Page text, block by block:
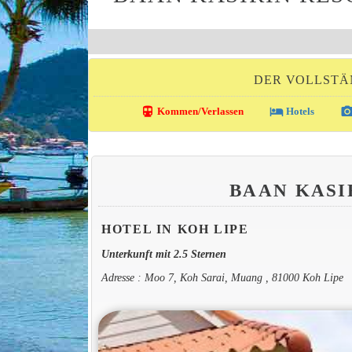
DER
directions_transit Kommen/Verlassen local_hotelHotels
BAAN
HOTEL IN KOH LIPE
Unterkunft mit 2.5 Sternen
Adresse : Moo 7, Koh Sarai, Muang , 81000 Koh Lipe